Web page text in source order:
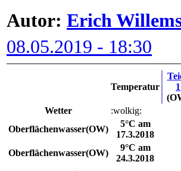
Autor: Erich
08.05.2019 - 18:30
Temperatur
1
Wetter
:wolkig:
Oberflächenwasser(OW)
5°C am
17.3.2018
Oberflächenwasser(OW)
9°C am
24.3.2018